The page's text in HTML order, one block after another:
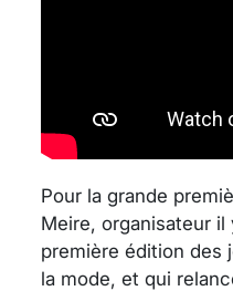
Pour la grande
Meire, organisateur
première édition des
la mode, et qui